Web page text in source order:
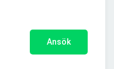
Ansök